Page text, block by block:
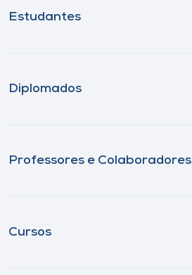
Estudantes
Diplomados
Professores e Colaboradores
Cursos